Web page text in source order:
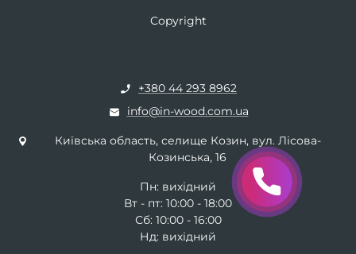
Copyright
+380 44 293 8962
info@in-wood.com.ua
Київська область, селище Козин, вул. Лісова-
Козинська, 16
Пн: вихідний
Вт - пт: 10:00 - 18:00
Сб: 10:00 - 16:00
Нд: вихідний